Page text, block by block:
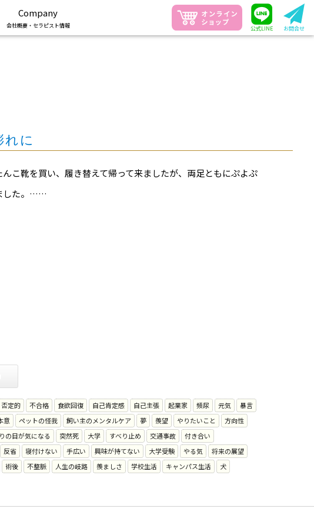
Company
会社概要・セラピスト情報 公式LINE お問合せ
れに
こ靴を買い、履き替えて帰って来ましたが、両足ともにぷよぷ
した。……
否定的 不合格 食欲回復 自己肯定感 自己主張 起業家 頻尿 元気
暴言
意 ペットの怪我 飼い主のメンタルケア 夢 羨望 やりたいこと
方向性
の目が気になる 突然死 大学 すべり止め 交通事故
付き合い
反省 寝付けない 手広い 興味が持てない 大学受験 やる気
将来の展望
術後 不整脈 人生の岐路 羨ましさ 学校生活 キャンパス生活
犬